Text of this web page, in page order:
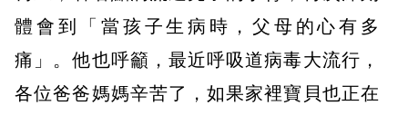
體會到「當孩子生病時，父母的心有多
痛」。他也呼籲，最近呼吸道病毒大流行，
各位爸爸媽媽辛苦了，如果家裡寶貝也正在